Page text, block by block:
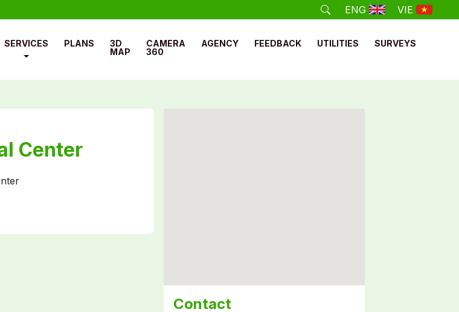
ENG VIE
SERVICES PLANS
3D
MAP
CAMERA
360
AGENCY FEEDBACK UTILITIES SURVEYS
Center
Contact